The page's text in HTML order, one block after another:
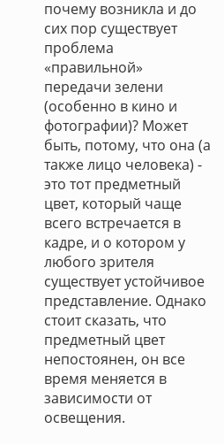
почему возникла и до
сих пор существует
проблема
«правильной»
передачи зелени
(особенно в кино и
фотографии)? Может
быть, потому, что она (а
также лицо человека) -
это тот предметный
цвет, который чаще
всего встречается в
кадре, и о котором у
любого зрителя
существует устойчивое
представление. Однако
стоит сказать, что
предметный цвет
непостоянен, он все
время меняется в
зависимости от
освещения.